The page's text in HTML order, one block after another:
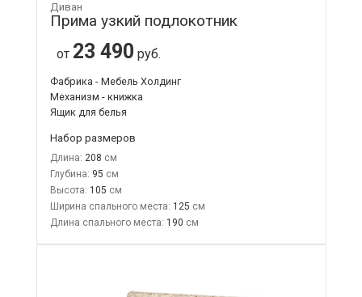
Диван
Прима узкий подлокотник
от 23 490 руб.
Фабрика - Мебель Холдинг
Механизм - книжка
Ящик для белья
Набор размеров
Длина: 208
Глубина: 95
Высота: 105
Ширина спального места: 125
Длина спального места: 190